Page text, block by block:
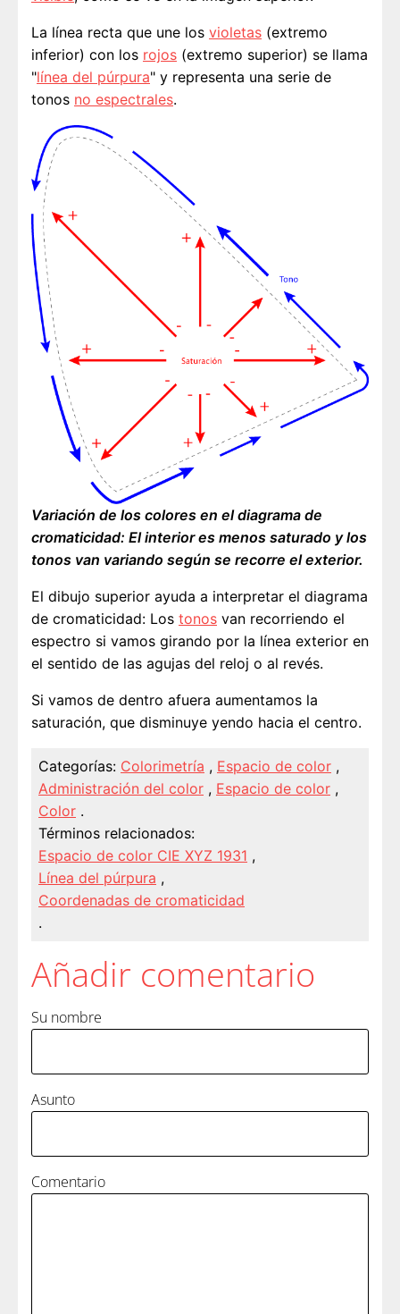
La línea recta que une los violetas (extremo
inferior) con los rojos (extremo superior) se llama
"línea del púrpura" y representa una serie de
tonos no espectrales.
Variación de los colores en el diagrama de
cromaticidad: El interior es menos saturado y los
tonos van variando según se recorre el exterior.
El dibujo superior ayuda a interpretar el diagrama
de cromaticidad: Los tonos van recorriendo el
espectro si vamos girando por la línea exterior en
el sentido de las agujas del reloj o al revés.
Si vamos de dentro afuera aumentamos la
saturación, que disminuye yendo hacia el centro.
Categorías: Colorimetría , Espacio de color ,
Administración del color , Espacio de color ,
Color .
Términos relacionados:
Espacio de color CIE XYZ 1931 ,
Línea del púrpura ,
Coordenadas de cromaticidad
.
Añadir comentario
Su nombre
Asunto
Comentario